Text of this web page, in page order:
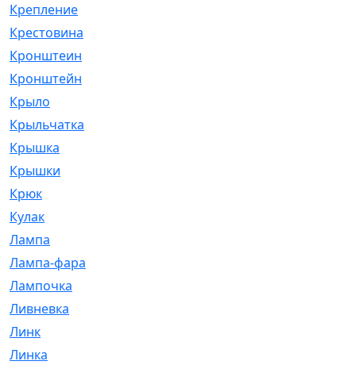
Крепление
Крестовина
Кронштеин
Кронштейн
Крыло
Крыльчатка
Крышка
Крышки
Крюк
Кулак
Лампа
Лампа-фара
Лампочка
Ливневка
Линк
Линка